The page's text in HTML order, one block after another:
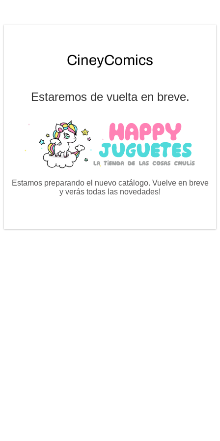
Estaremos de vuelta en breve.
Estamos preparando el nuevo catálogo. Vuelve en breve
y verás todas las novedades!